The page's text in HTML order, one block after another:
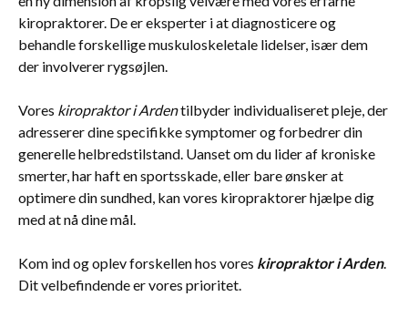
kiropraktorer. De er eksperter i at diagnosticere og
behandle forskellige muskuloskeletale lidelser, især dem
der involverer rygsøjlen.
Vores kiropraktor i Ardentilbyder individualiseret pleje, der
adresserer dine specifikke symptomer og forbedrer din
generelle helbredstilstand. Uanset om du lider af kroniske
smerter, har haft en sportsskade, eller bare ønsker at
optimere din sundhed, kan vores kiropraktorer hjælpe dig
med at nå dine mål.
Kom ind og oplev forskellen hos vores kiropraktor i Arden.
Dit velbefindende er vores prioritet.